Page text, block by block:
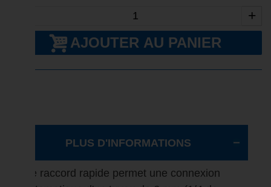
+
AJOUTER AU PANIER
PLUS D'INFORMATIONS
Ce raccord rapide permet une connexion